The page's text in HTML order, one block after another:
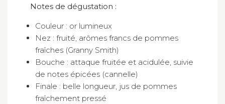
Notes de dégustation :
Couleur : or lumineux
Nez : fruité, arômes francs de pommes
fraîches (Granny Smith)
Bouche : attaque fruitée et acidulée, suivie
de notes épicées (cannelle)
Finale : belle longueur, jus de pommes
fraîchement pressé